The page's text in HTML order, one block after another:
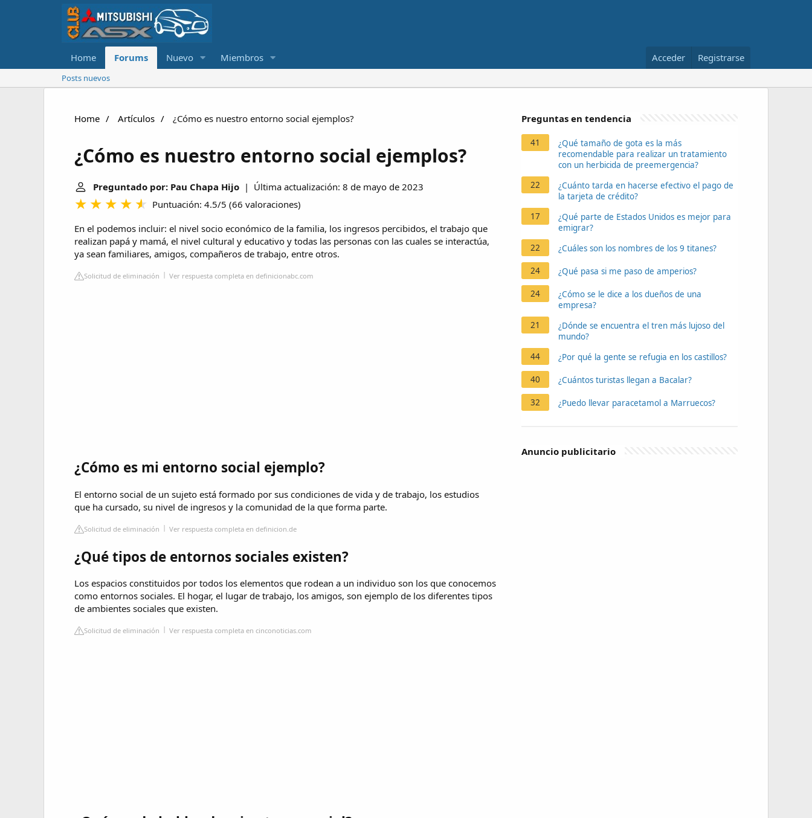
Home Forums Nuevo Miembros Acceder Registrarse
Posts nuevos
Home Artículos ¿Cómo es nuestro entorno social ejemplos?
¿Cómo es nuestro entorno social ejemplos?
Preguntado por: Pau Chapa Hijo | Última actualización: 8 de mayo de 2023
Puntuación: 4.5/5 (66 valoraciones)
En el podemos incluir: el nivel socio económico de la familia, los ingresos percibidos, el trabajo que
realizan papá y mamá, el nivel cultural y educativo y todas las personas con las cuales se interactúa,
ya sean familiares, amigos, compañeros de trabajo, entre otros.
Solicitud de eliminación Ver respuesta completa en definicionabc.com
¿Cómo es mi entorno social ejemplo?
El entorno social de un sujeto está formado por sus condiciones de vida y de trabajo, los estudios
que ha cursado, su nivel de ingresos y la comunidad de la que forma parte.
Solicitud de eliminación Ver respuesta completa en definicion.de
¿Qué tipos de entornos sociales existen?
Los espacios constituidos por todos los elementos que rodean a un individuo son los que conocemos
como entornos sociales. El hogar, el lugar de trabajo, los amigos, son ejemplo de los diferentes tipos
de ambientes sociales que existen.
Solicitud de eliminación Ver respuesta completa en cinconoticias.com
Preguntas en tendencia
41
¿Qué tamaño de gota es la más
recomendable para realizar un tratamiento
con un herbicida de preemergencia?
22
¿Cuánto tarda en hacerse efectivo el pago de
la tarjeta de crédito?
17
¿Qué parte de Estados Unidos es mejor para
emigrar?
22
¿Cuáles son los nombres de los 9 titanes?
24 ¿Qué pasa si me paso de amperios?
24
¿Cómo se le dice a los dueños de una
empresa?
21
¿Dónde se encuentra el tren más lujoso del
mundo?
44
¿Por qué la gente se refugia en los castillos?
40 ¿Cuántos turistas llegan a Bacalar?
32 ¿Puedo llevar paracetamol a Marruecos?
Anuncio publicitario